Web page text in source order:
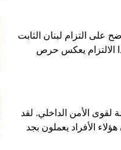
على التزام لبنان الثابت
الالتزام يعكس حرص
لقوى الأمن الداخلي. لقد
الأفراد يعملون بجد